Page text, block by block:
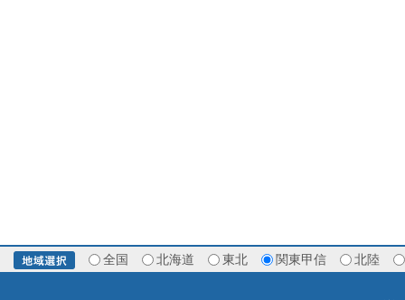
全国 北海道 東北 関東甲信 北陸